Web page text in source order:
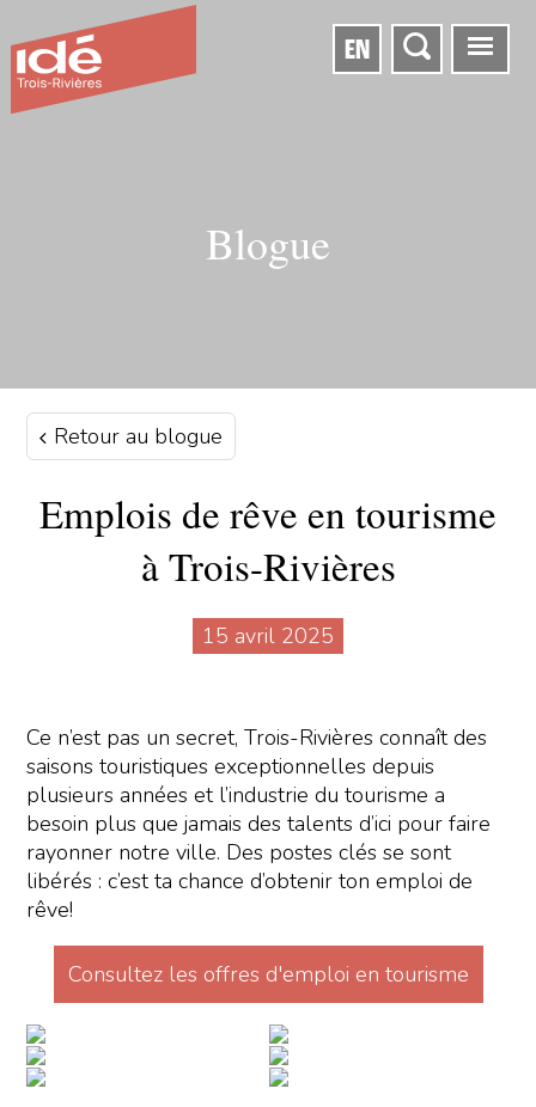
EN
Blogue
Retour au blogue
Emplois de rêve en tourisme
à Trois-Rivières
15 avril 2025
Ce n’est pas un secret, Trois-Rivières connaît des
saisons touristiques exceptionnelles depuis
plusieurs années et l’industrie du tourisme a
besoin plus que jamais des talents d’ici pour faire
rayonner notre ville. Des postes clés se sont
libérés : c’est ta chance d’obtenir ton emploi de
rêve!
Consultez les offres d'emploi en tourisme